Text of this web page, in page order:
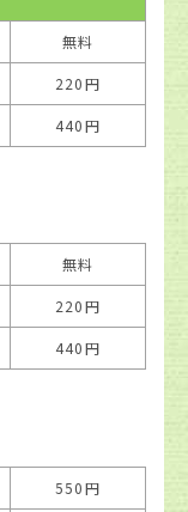
無料
220円
440円
無料
220円
440円
550円